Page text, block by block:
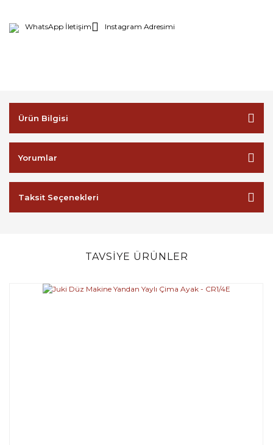
WhatsApp İletişim Instagram Adresimi
Ürün Bilgisi
Yorumlar
Taksit Seçenekleri
TAVSİYE ÜRÜNLER